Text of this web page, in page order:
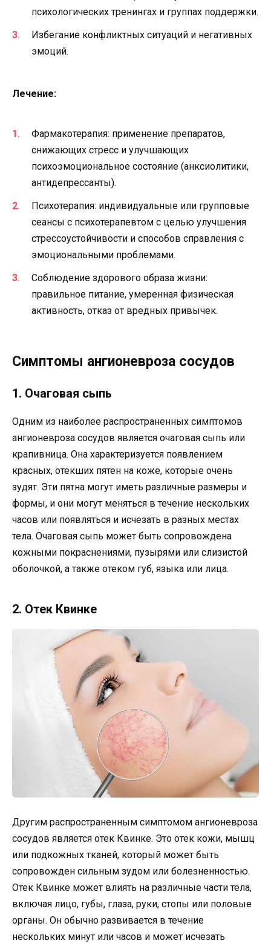
психологических тренингах и группах поддержки.
Избегание конфликтных ситуаций и негативных
эмоций.
Лечение:
Фармакотерапия: применение препаратов,
снижающих стресс и улучшающих
психоэмоциональное состояние (анксиолитики,
антидепрессанты).
Психотерапия: индивидуальные или групповые
сеансы с психотерапевтом с целью улучшения
стрессоустойчивости и способов справления с
эмоциональными проблемами.
Соблюдение здорового образа жизни:
правильное питание, умеренная физическая
активность, отказ от вредных привычек.
Симптомы ангионевроза сосудов
1. Очаговая сыпь
Одним из наиболее распространенных симптомов
ангионевроза сосудов является очаговая сыпь или
крапивница. Она характеризуется появлением
красных, отекших пятен на коже, которые очень
зудят. Эти пятна могут иметь различные размеры и
формы, и они могут меняться в течение нескольких
часов или появляться и исчезать в разных местах
тела. Очаговая сыпь может быть сопровождена
кожными покраснениями, пузырями или слизистой
оболочкой, а также отеком губ, языка или лица.
2. Отек Квинке
Другим распространенным симптомом ангионевроза
сосудов является отек Квинке. Это отек кожи, мышц
или подкожных тканей, который может быть
сопровожден сильным зудом или болезненностью.
Отек Квинке может влиять на различные части тела,
включая лицо, губы, глаза, руки, стопы или половые
органы. Он обычно развивается в течение
нескольких минут или часов и может исчезать